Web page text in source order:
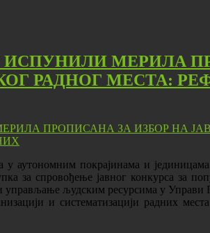
ИСПУНИЛИ МЕРИЛА
РАДНОГ МЕСТА:
у аутономним покрајинама и
за спровођење јавног конкурса за
управљање људским ресурсима у
и систематизацији радних